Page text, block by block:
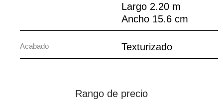
Largo 2.20 m
Ancho 15.6 cm
Acabado Texturizado
Rango de precio